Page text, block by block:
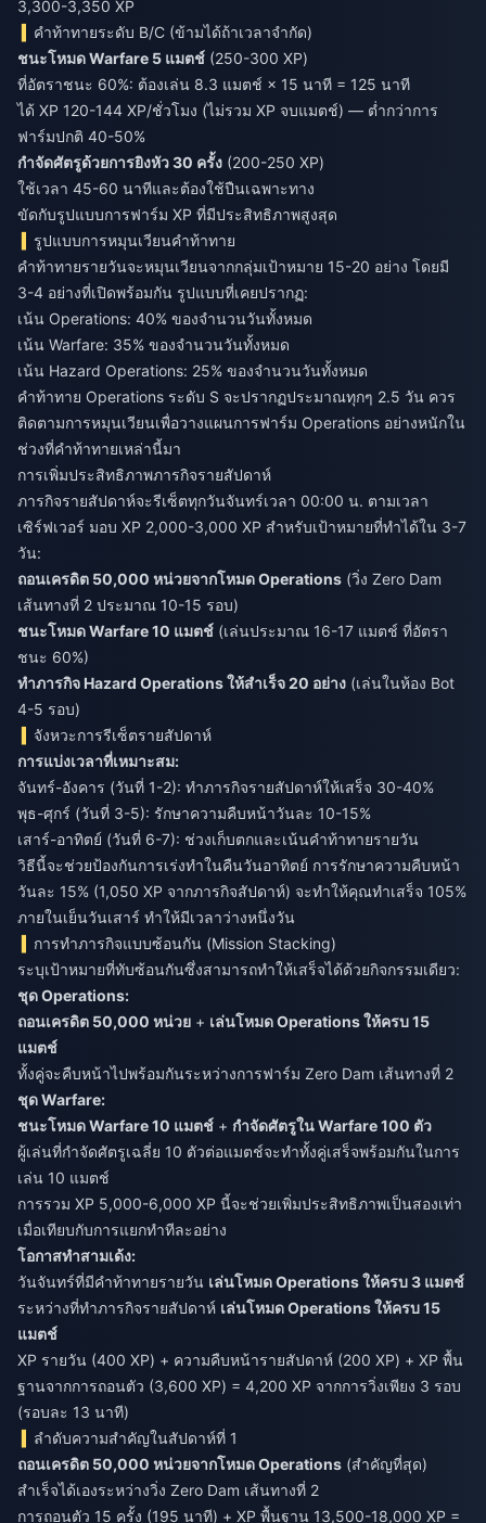
3,300-3,350 XP
คำท้าทายระดับ B/C (ข้ามได้ถ้าเวลาจำกัด)
ชนะโหมด Warfare 5 แมตช์ (250-300 XP)
ที่อัตราชนะ 60%: ต้องเล่น 8.3 แมตช์ × 15 นาที = 125 นาที
ได้ XP 120-144 XP/ชั่วโมง (ไม่รวม XP จบแมตช์) — ต่ำกว่าการ
ฟาร์มปกติ 40-50%
กำจัดศัตรูด้วยการยิงหัว 30 ครั้ง (200-250 XP)
ใช้เวลา 45-60 นาทีและต้องใช้ปืนเฉพาะทาง
ขัดกับรูปแบบการฟาร์ม XP ที่มีประสิทธิภาพสูงสุด
รูปแบบการหมุนเวียนคำท้าทาย
คำท้าทายรายวันจะหมุนเวียนจากกลุ่มเป้าหมาย 15-20 อย่าง โดยมี
3-4 อย่างที่เปิดพร้อมกัน รูปแบบที่เคยปรากฏ:
เน้น Operations: 40% ของจำนวนวันทั้งหมด
เน้น Warfare: 35% ของจำนวนวันทั้งหมด
เน้น Hazard Operations: 25% ของจำนวนวันทั้งหมด
คำท้าทาย Operations ระดับ S จะปรากฏประมาณทุกๆ 2.5 วัน ควร
ติดตามการหมุนเวียนเพื่อวางแผนการฟาร์ม Operations อย่างหนักใน
ช่วงที่คำท้าทายเหล่านี้มา
การเพิ่มประสิทธิภาพภารกิจรายสัปดาห์
ภารกิจรายสัปดาห์จะรีเซ็ตทุกวันจันทร์เวลา 00:00 น. ตามเวลา
เซิร์ฟเวอร์ มอบ XP 2,000-3,000 XP สำหรับเป้าหมายที่ทำได้ใน 3-7
วัน:
ถอนเครดิต 50,000 หน่วยจากโหมด Operations (วิ่ง Zero Dam
เส้นทางที่ 2 ประมาณ 10-15 รอบ)
ชนะโหมด Warfare 10 แมตช์ (เล่นประมาณ 16-17 แมตช์ ที่อัตรา
ชนะ 60%)
ทำภารกิจ Hazard Operations ให้สำเร็จ 20 อย่าง (เล่นในห้อง Bot
4-5 รอบ)
จังหวะการรีเซ็ตรายสัปดาห์
การแบ่งเวลาที่เหมาะสม:
จันทร์-อังคาร (วันที่ 1-2): ทำภารกิจรายสัปดาห์ให้เสร็จ 30-40%
พุธ-ศุกร์ (วันที่ 3-5): รักษาความคืบหน้าวันละ 10-15%
เสาร์-อาทิตย์ (วันที่ 6-7): ช่วงเก็บตกและเน้นคำท้าทายรายวัน
วิธีนี้จะช่วยป้องกันการเร่งทำในคืนวันอาทิตย์ การรักษาความคืบหน้า
วันละ 15% (1,050 XP จากภารกิจสัปดาห์) จะทำให้คุณทำเสร็จ 105%
ภายในเย็นวันเสาร์ ทำให้มีเวลาว่างหนึ่งวัน
การทำภารกิจแบบซ้อนกัน (Mission Stacking)
ระบุเป้าหมายที่ทับซ้อนกันซึ่งสามารถทำให้เสร็จได้ด้วยกิจกรรมเดียว:
ชุด Operations:
ถอนเครดิต 50,000 หน่วย + เล่นโหมด Operations ให้ครบ 15
แมตช์
ทั้งคู่จะคืบหน้าไปพร้อมกันระหว่างการฟาร์ม Zero Dam เส้นทางที่ 2
ชุด Warfare:
ชนะโหมด Warfare 10 แมตช์ + กำจัดศัตรูใน Warfare 100 ตัว
ผู้เล่นที่กำจัดศัตรูเฉลี่ย 10 ตัวต่อแมตช์จะทำทั้งคู่เสร็จพร้อมกันในการ
เล่น 10 แมตช์
การรวม XP 5,000-6,000 XP นี้จะช่วยเพิ่มประสิทธิภาพเป็นสองเท่า
เมื่อเทียบกับการแยกทำทีละอย่าง
โอกาสทำสามเด้ง:
วันจันทร์ที่มีคำท้าทายรายวัน เล่นโหมด Operations ให้ครบ 3 แมตช์
ระหว่างที่ทำภารกิจรายสัปดาห์ เล่นโหมด Operations ให้ครบ 15
แมตช์
XP รายวัน (400 XP) + ความคืบหน้ารายสัปดาห์ (200 XP) + XP พื้น
ฐานจากการถอนตัว (3,600 XP) = 4,200 XP จากการวิ่งเพียง 3 รอบ
(รอบละ 13 นาที)
ลำดับความสำคัญในสัปดาห์ที่ 1
ถอนเครดิต 50,000 หน่วยจากโหมด Operations (สำคัญที่สุด)
สำเร็จได้เองระหว่างวิ่ง Zero Dam เส้นทางที่ 2
การถอนตัว 15 ครั้ง (195 นาที) + XP พื้นฐาน 13,500-18,000 XP =